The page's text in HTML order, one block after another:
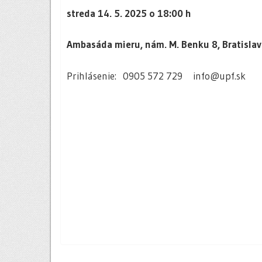
streda 14. 5. 2025 o 18:00 h
Ambasáda mieru, nám. M. Benku 8,
Prihlásenie: 0905 572 729 info@upf.sk